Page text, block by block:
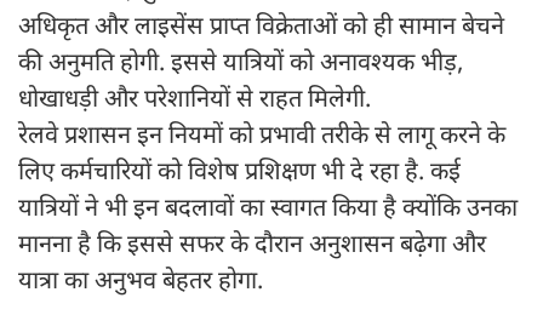
अधिकृत और लाइसेंस प्राप्त विक्रेताओं को ही सामान बेचने
की अनुमति होगी. इससे यात्रियों को अनावश्यक भीड़,
धोखाधड़ी और परेशानियों से राहत मिलेगी.
रेलवे प्रशासन इन नियमों को प्रभावी तरीके से लागू करने के
लिए कर्मचारियों को विशेष प्रशिक्षण भी दे रहा है. कई
यात्रियों ने भी इन बदलावों का स्वागत किया है क्योंकि उनका
मानना है कि इससे सफर के दौरान अनुशासन बढ़ेगा और
यात्रा का अनुभव बेहतर होगा.